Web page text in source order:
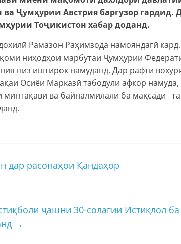
Ҷумҳурии Австрия баргузор гардид.
Тоҷикистон хабар доданд.
Рамазон Раҳимзода намояндагӣ
ниҳодҳои марбутаи Ҷумҳурии
низ иштирок намуданд. Дар рафти
Осиёи Марказӣ табодули афкор намуда,
минтақавӣ ва байналмилалӣ ба мақсади
дар расонаҳои Қандаҳор
ҷашни 30-солагии Истиқлол
→